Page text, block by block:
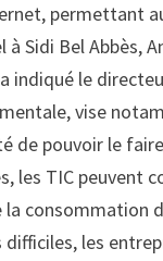
permettant
Sidi Bel Abbès,
le
vise
de pouvoir le
les TIC peuvent
consommation
les